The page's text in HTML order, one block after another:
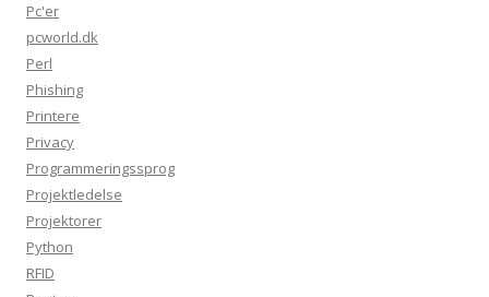
Pc'er
pcworld.dk
Perl
Phishing
Printere
Privacy
Programmeringssprog
Projektledelse
Projektorer
Python
RFID